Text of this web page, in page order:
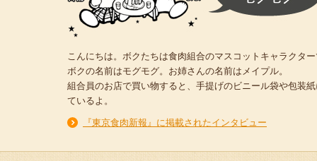
こんにちは。ボクたちは食肉組合のマスコットキャラクタ
ボクの名前はモグモグ。お姉さんの名前はメイプル。
組合員のお店で買い物すると、手提げのビニール袋や包装
ているよ。
『東京食肉新報』に掲載されたインタビュー